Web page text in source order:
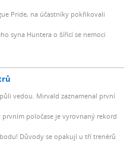
Pride, na účastníky pokřikovali
syna Huntera o šířící se nemoci
vedou. Mirvald zaznamenal první
prvním poločase je vyrovnaný rekord
Důvody se opakují u tří trenérů